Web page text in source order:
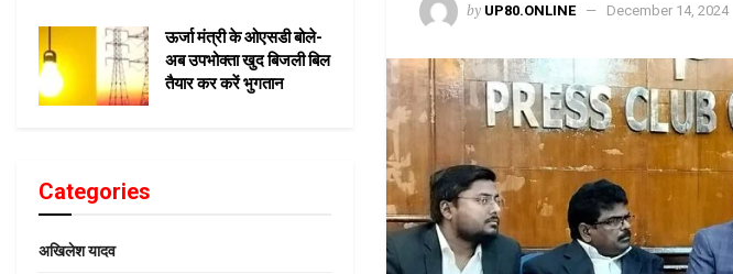
by UP80.ONLINE December 14, 2024
ऊर्जा मंत्री के ओएसडी बोले-
अब उपभोक्ता खुद बिजली बिल
तैयार कर करें भुगतान
Categories
अखिलेश यादव